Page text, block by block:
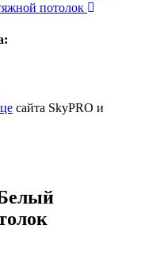
потолок
сайта SkyPRO и